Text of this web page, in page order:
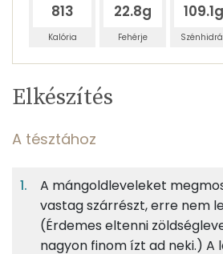
813
Kalória
22.8g
Fehérje
109.1g
Egy
adagban
5%
A tésztához
125g finomliszt
TÁPANYAGTARTALOM
5%
Fehérje
22%
Szénhidrát
Elkészítés
A tésztához
A mángoldleveleket
vastag szárrészt, erre nem
(Érdemes eltenni
nagyon finom ízt ad neki.) A